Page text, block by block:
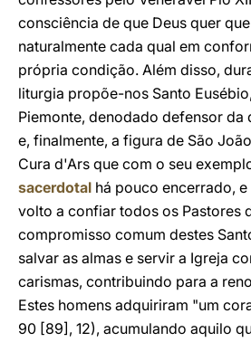
consciência de que Deus quer
naturalmente cada qual em
própria condição. Além disso,
liturgia propõe-nos Santo
Piemonte, denodado defensor da
e, finalmente, a figura de São
Cura d'Ars que com o seu
sacerdotal há pouco encerrado,
volto a confiar todos os Pastores
compromisso comum destes
salvar as almas e servir a Igreja
carismas, contribuindo para a
Estes homens adquiriram "um
90 [89], 12), acumulando aquilo